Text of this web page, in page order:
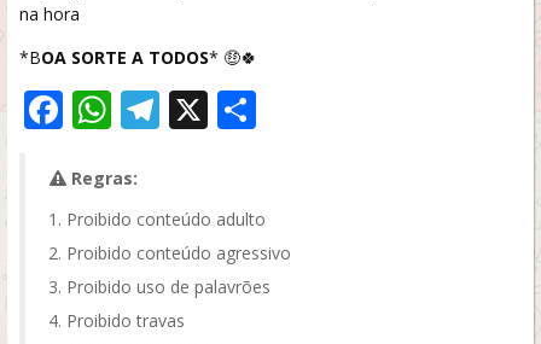
na hora
*BOA SORTE A TODOS* 🤑🍀
Facebook
WhatsApp
Telegram
X
Regras:
Proibido conteúdo adulto
Proibido conteúdo agressivo
Proibido uso de palavrões
Proibido travas